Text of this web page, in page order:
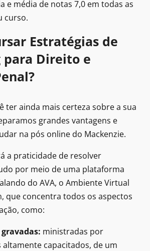
e média de notas 7,0 em todas as
curso.
Estratégias de
Direito e
ter ainda mais certeza sobre a sua
grandes vantagens e
na pós online do Mackenzie.
a praticidade de resolver
por meio de uma plataforma
do AVA, o Ambiente Virtual
que concentra todos os aspectos
como:
ministradas por
capacitados, de um